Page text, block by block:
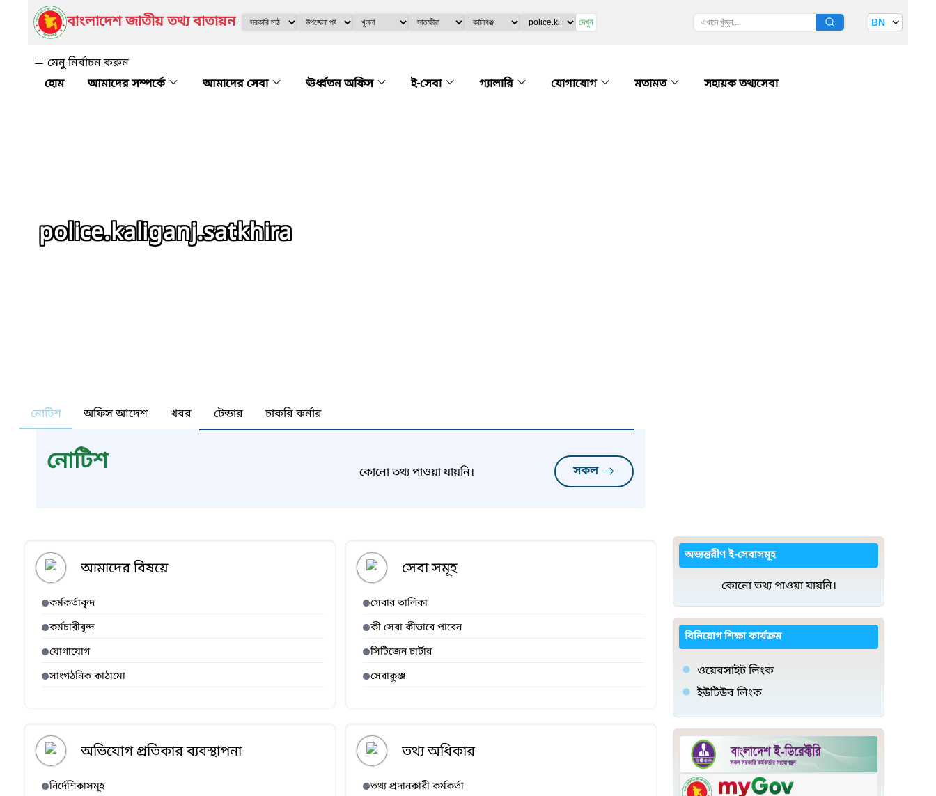
বাংলাদেশ জাতীয় তথ্য বাতায়ন দেখুন BN
মেনু নির্বাচন করুন
আমাদের সম্পর্কে
আমাদের সেবা ঊর্ধ্বতন অফিস ই-সেবা গ্যালারি যোগাযোগ মতামত সহায়ক তথ্যসেবা
police.kaliganj.satkhira
নোটিশ অফিস আদেশ খবর টেন্ডার চাকরি কর্নার
নোটিশ সকল
কোনো তথ্য পাওয়া যায়নি।
আমাদের বিষয়ে
কর্মকর্তাবৃন্দ
কর্মচারীবৃন্দ
যোগাযোগ
সাংগঠনিক কাঠামো
সেবা সমূহ
সেবার তালিকা
কী সেবা কীভাবে পাবেন
সিটিজেন চার্টার
সেবাকুঞ্জ
অভিযোগ প্রতিকার ব্যবস্থাপনা
নির্দেশিকাসমূহ
তথ্য অধিকার
তথ্য প্রদানকারী কর্মকর্তা
অভ্যন্তরীণ ই-সেবাসমূহ
কোনো তথ্য পাওয়া যায়নি।
বিনিয়োগ শিক্ষা কার্যক্রম
ওয়েবসাইট লিংক
ইউটিউব লিংক